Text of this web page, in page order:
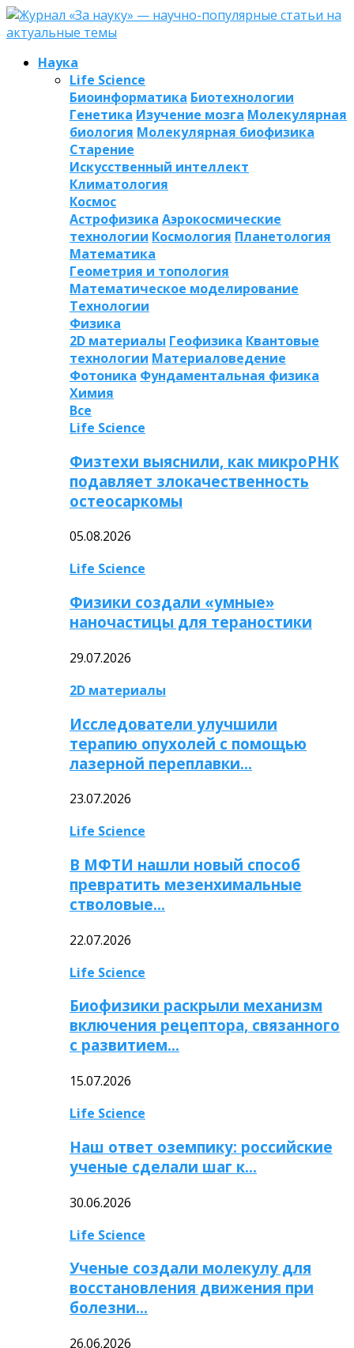
Наука
Life Science
Биоинформатика Биотехнологии
Генетика Изучение мозга Молекулярная
биология Молекулярная биофизика
Старение
Искусственный интеллект
Климатология
Космос
Астрофизика Аэрокосмические
технологии Космология Планетология
Математика
Геометрия и топология
Математическое моделирование
Технологии
Физика
2D материалы Геофизика Квантовые
технологии Материаловедение
Фотоника Фундаментальная физика
Химия
Все
Life Science
Физтехи выяснили, как микроРНК
подавляет злокачественность
остеосаркомы
05.08.2026
Life Science
Физики создали «умные»
наночастицы для тераностики
29.07.2026
2D материалы
Исследователи улучшили
терапию опухолей с помощью
лазерной переплавки…
23.07.2026
Life Science
В МФТИ нашли новый способ
превратить мезенхимальные
стволовые…
22.07.2026
Life Science
Биофизики раскрыли механизм
включения рецептора, связанного
с развитием…
15.07.2026
Life Science
Наш ответ оземпику: российские
ученые сделали шаг к…
30.06.2026
Life Science
Ученые создали молекулу для
восстановления движения при
болезни…
26.06.2026